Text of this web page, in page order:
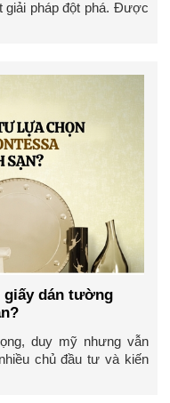
giải pháp đột phá. Được
giấy dán tường
duy mỹ nhưng vẫn
chủ đầu tư và kiến